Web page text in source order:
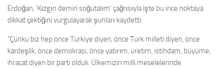
Erdoğan, ‘Kızgın demiri soğutalım’ çağrısıyla işte bu ince noktaya
dikkat çektiğini vurgulayarak şunları kaydetti:
“Çünkü biz hep önce Türkiye diyen, önce Türk milleti diyen, önce
kardeşlik, önce demokrasi, önce yatırım, üretim, istihdam, büyüme,
ihracat diyen bir parti olduk. Ülkemizin milli meselelerinde